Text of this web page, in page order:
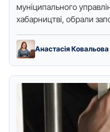
муніципального
хабарництві, обрали
посиланням …
Анастасія Ковальова